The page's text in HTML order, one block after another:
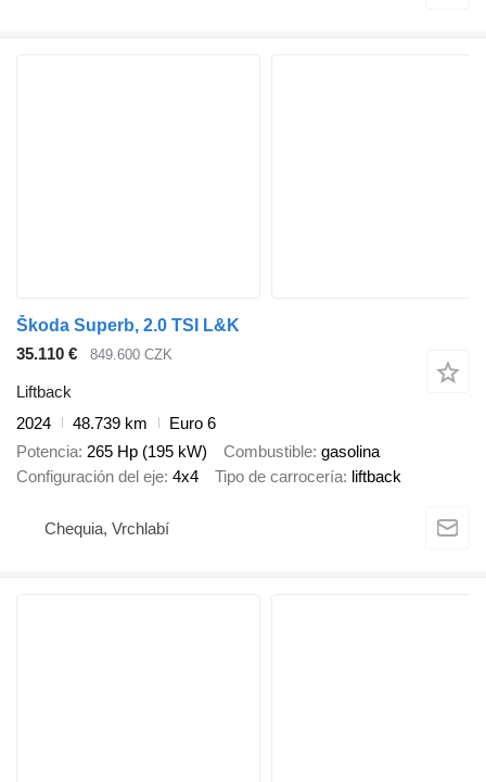
Škoda Superb, 2.0 TSI L&K
35.110 €
849.600 CZK
Liftback
2024
48.739 km
Euro 6
Potencia 265 Hp (195 kW) Combustible gasolina
Configuración del eje 4x4 Tipo de carrocería liftback
Chequia, Vrchlabí